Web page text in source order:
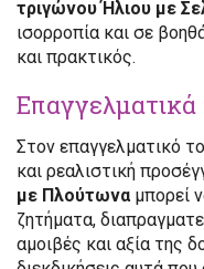
τριγώνου Ήλιου με
ισορροπία και σε
και πρακτικός.
Επαγγελματικά
Στον επαγγελματικό
και ρεαλιστική
με Πλούτωναμπορεί
ζητήματα,
αμοιβές και αξία της